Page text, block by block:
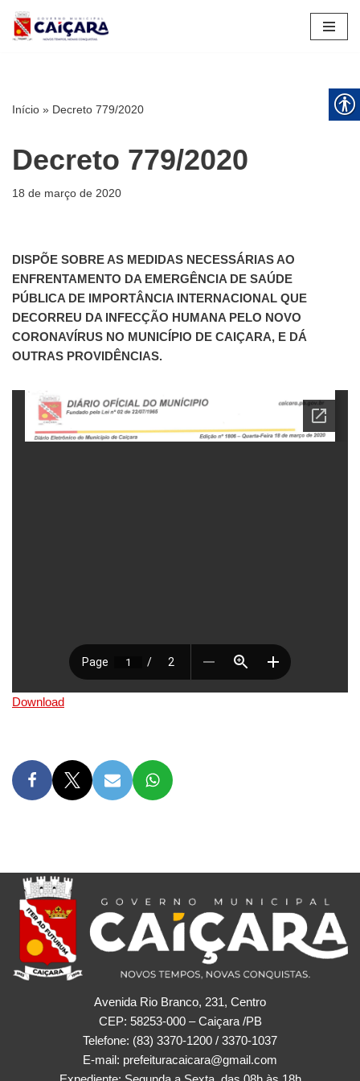
Pular
Início » Decreto 779/2020
Decreto 779/2020
18 de março de 2020
DISPÕE SOBRE AS MEDIDAS NECESSÁRIAS AO
ENFRENTAMENTO DA EMERGÊNCIA DE SAÚDE
PÚBLICA DE IMPORTÂNCIA INTERNACIONAL QUE
DECORREU DA INFECÇÃO HUMANA PELO NOVO
CORONAVÍRUS NO MUNICÍPIO DE CAIÇARA, E DÁ
OUTRAS PROVIDÊNCIAS.
Download
Avenida Rio Branco, 231, Centro
CEP: 58253-000 – Caiçara /PB
Telefone: (83) 3370-1200 / 3370-1037
E-mail: prefeituracaicara@gmail.com